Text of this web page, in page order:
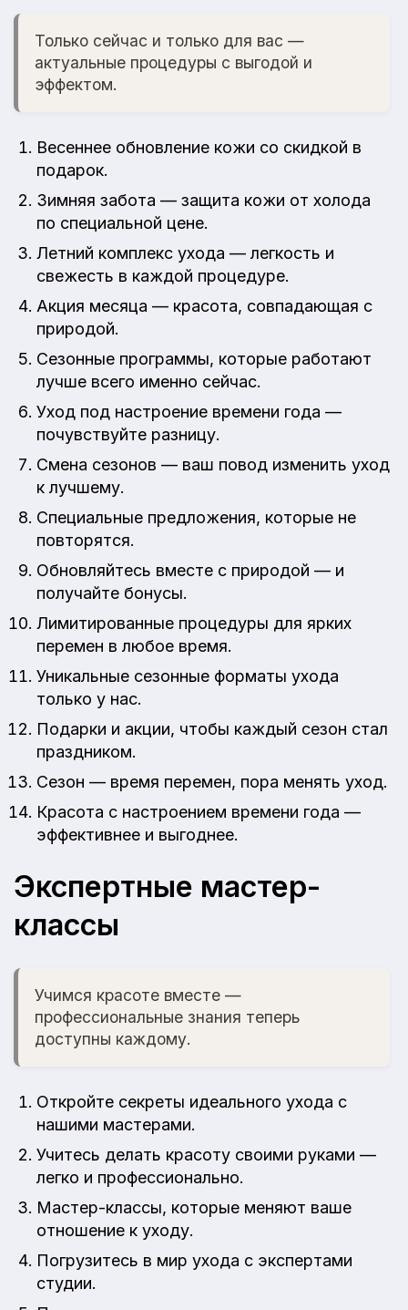
Только сейчас и только для вас —
актуальные процедуры с выгодой и
эффектом.
Весеннее обновление кожи со скидкой в
подарок.
Зимняя забота — защита кожи от холода
по специальной цене.
Летний комплекс ухода — легкость и
свежесть в каждой процедуре.
Акция месяца — красота, совпадающая с
природой.
Сезонные программы, которые работают
лучше всего именно сейчас.
Уход под настроение времени года —
почувствуйте разницу.
Смена сезонов — ваш повод изменить уход
к лучшему.
Специальные предложения, которые не
повторятся.
Обновляйтесь вместе с природой — и
получайте бонусы.
Лимитированные процедуры для ярких
перемен в любое время.
Уникальные сезонные форматы ухода
только у нас.
Подарки и акции, чтобы каждый сезон стал
праздником.
Сезон — время перемен, пора менять уход.
Красота с настроением времени года —
эффективнее и выгоднее.
Экспертные мастер-
классы
Учимся красоте вместе —
профессиональные знания теперь
доступны каждому.
Откройте секреты идеального ухода с
нашими мастерами.
Учитесь делать красоту своими руками —
легко и профессионально.
Мастер-классы, которые меняют ваше
отношение к уходу.
Погрузитесь в мир ухода с экспертами
студии.